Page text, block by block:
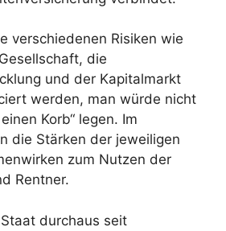
verschiedenen Risiken wie
die
und der Kapitalmarkt
werden, man würde nicht
Korb“ legen. Im
die Stärken der jeweiligen
zum Nutzen der
Rentner.
durchaus seit